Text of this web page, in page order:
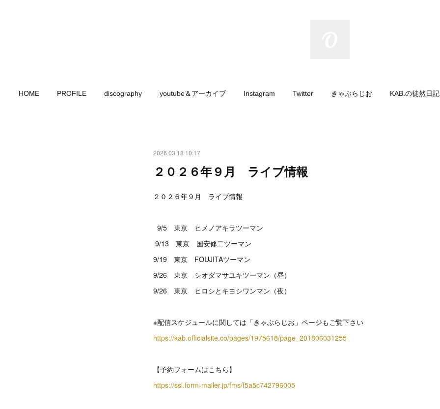
HOME PROFILE discography youtube＆アーカイブ Instagram Twitter きゃぶらじお KAB.の徒然日記
2026.03.18 10:17
２０２６年９月 ライブ情報
２０２６年９月 ライブ情報
9/5 東京 ヒメノアキラツーマン
9/13 東京 国安修二ツーマン
9/19 東京 FOUJITAツーマン
9/26 東京 シオダマサユキツーマン（昼）
9/26 東京 ヒロシとキヨシワンマン（夜）
※配信スケジュールに関しては「きゃぶらじお」ページもご覧下さい
https://kab.officialsite.co/pages/1975618/page_201806031255
【予約フォームはこちら】
https://ssl.form-mailer.jp/fms/f5a5c742796005